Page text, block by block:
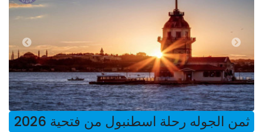
ثمن الجوله رحلة اسطنبول من فتحية 2026